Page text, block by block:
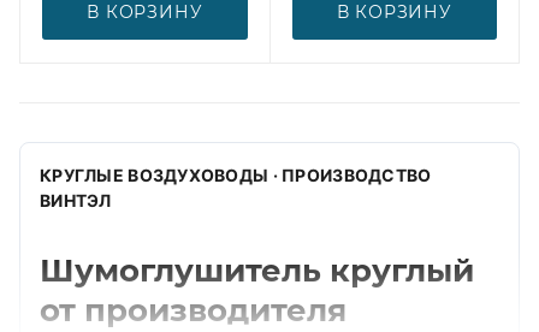
В КОРЗИНУ В КОРЗИНУ
КРУГЛЫЕ ВОЗДУХОВОДЫ · ПРОИЗВОДСТВО
ВИНТЭЛ
Шумоглушитель круглый
от производителя